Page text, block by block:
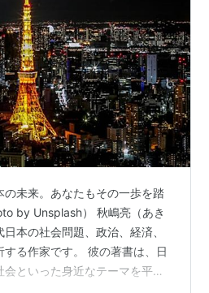
未来。あなたもその一歩を踏
by Unsplash） 秋嶋亮（あき
本の社会問題、政治、経済、
る作家です。 彼の著書は、日
といった身近なテーマを平易